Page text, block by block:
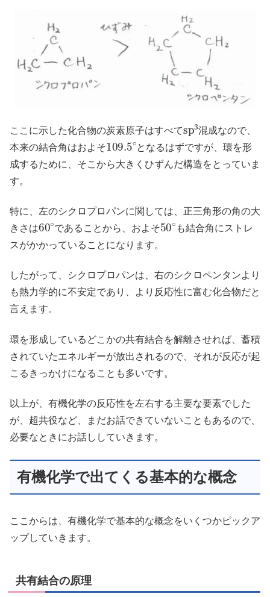
ここに示した化合物の炭素原子はすべて
p3
混成なので、
本来の結合角はおよそ
109.5∘
となるはずですが、環を形
成するために、そこから大きくひずんだ構造をとっていま
す。
特に、左のシクロプロパンに関しては、正三角形の角の大
きさは
60∘
であることから、およそ
50∘
も結合角にストレ
スがかかっていることになります。
したがって、シクロプロパンは、右のシクロペンタンより
も熱力学的に不安定であり、より反応性に富む化合物だと
言えます。
環を形成しているどこかの共有結合を解離させれば、蓄積
されていたエネルギーが放出されるので、それが反応が起
こるきっかけになることも多いです。
以上が、有機化学の反応性を左右する主要な要素でした
が、超共役など、まだお話できていないこともあるので、
必要なときにお話ししていきます。
有機化学で出てくる基本的な概念
ここからは、有機化学で基本的な概念をいくつかピックア
ップしていきます。
共有結合の原理